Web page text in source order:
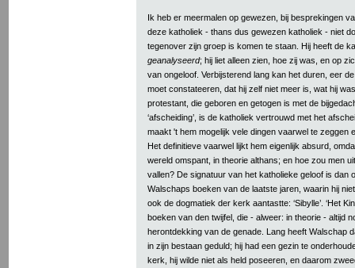
Ik heb er meermalen op gewezen, bij besprekingen
deze katholiek - thans dus gewezen katholiek - niet
tegenover zijn groep is komen te staan. Hij heeft de
geanalyseerd; hij liet alleen zien, hoe zij was, en op
van ongeloof. Verbijsterend lang kan het duren, eer
moet constateeren, dat hij zelf niet meer is, wat hij
protestant, die geboren en getogen is met de
‘afscheiding’, is de katholiek vertrouwd met het
maakt 't hem mogelijk vele dingen vaarwel te zeggen
Het definitieve vaarwel lijkt hem eigenlijk absurd,
wereld omspant, in theorie althans; en hoe zou men
vallen? De signatuur van het katholieke geloof is dan
Walschaps boeken van de laatste jaren, waarin hij
ook de dogmatiek der kerk aantastte: ‘Sibylle’. ‘Het
boeken van den twijfel, die - alweer: in theorie - altijd
herontdekking van de genade. Lang heeft Walschap
in zijn bestaan geduld; hij had een gezin te
kerk, hij wilde niet als held poseeren, en daarom